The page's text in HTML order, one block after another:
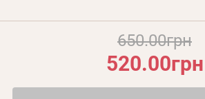
650.00грн
520.00грн